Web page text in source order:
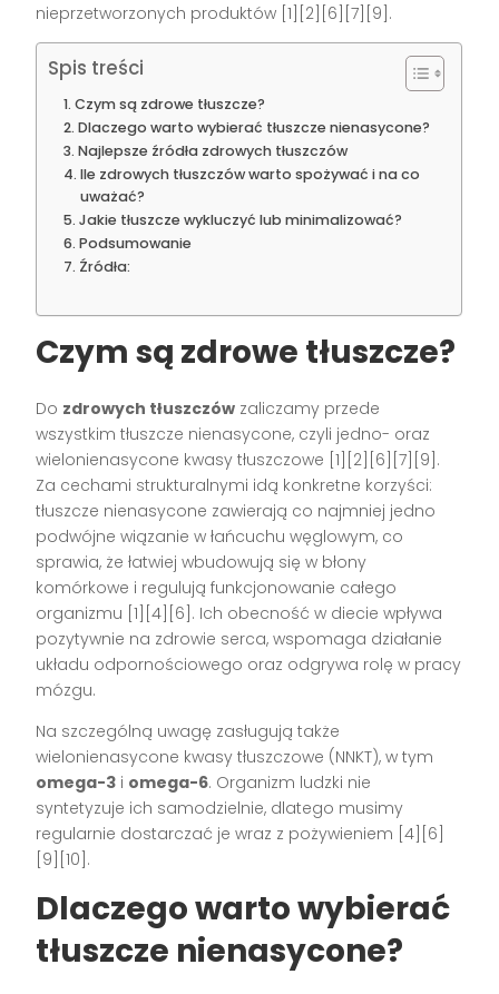
nieprzetworzonych produktów [1][2][6][7][9] .
Spis treści
Czym są zdrowe tłuszcze?
Dlaczego warto wybierać tłuszcze nienasycone?
Najlepsze źródła zdrowych tłuszczów
Ile zdrowych tłuszczów warto spożywać i na co
uważać?
Jakie tłuszcze wykluczyć lub minimalizować?
Podsumowanie
Źródła:
Czym są zdrowe tłuszcze?
Do zdrowych tłuszczów zaliczamy przede
wszystkim tłuszcze nienasycone, czyli jedno- oraz
wielonienasycone kwasy tłuszczowe [1][2][6][7][9] .
Za cechami strukturalnymi idą konkretne korzyści:
tłuszcze nienasycone zawierają co najmniej jedno
podwójne wiązanie w łańcuchu węglowym, co
sprawia, że łatwiej wbudowują się w błony
komórkowe i regulują funkcjonowanie całego
organizmu [1][4][6] . Ich obecność w diecie wpływa
pozytywnie na zdrowie serca, wspomaga działanie
układu odpornościowego oraz odgrywa rolę w pracy
mózgu.
Na szczególną uwagę zasługują także
wielonienasycone kwasy tłuszczowe (NNKT), w tym
omega-3 i omega-6. Organizm ludzki nie
syntetyzuje ich samodzielnie, dlatego musimy
regularnie dostarczać je wraz z pożywieniem [4][6]
[9][10] .
Dlaczego warto wybierać
tłuszcze nienasycone?